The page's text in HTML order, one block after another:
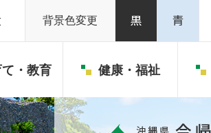
背景色変更
・教育 健康・福祉